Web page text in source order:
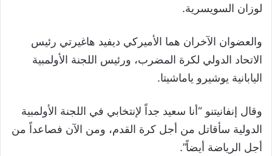
لوزان السويسرية.
والعضوان الآخران هما الأميركي ديفيد هاغيرتي رئيس
الاتحاد الدولي لكرة المضرب، ورئيس اللجنة الأولمبية
اليابانية يوشيرو ياماشيتا.
وقال إنفانيتنو “أنا سعيد جداً لإنتخابي في اللجنة الأولمبية
الدولية سأقاتل من أجل كرة القدم، ومن الآن فصاعداً من
أجل الرياضة أيضاً”.